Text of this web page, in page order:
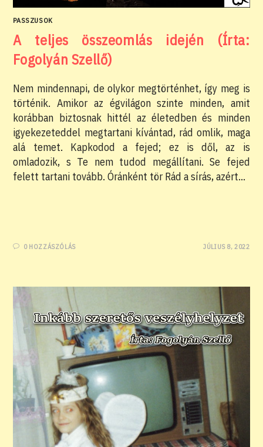
PASSZUSOK
A teljes összeomlás idején (Írta:
Fogolyán Szellő)
Nem mindennapi, de olykor megtörténhet, így meg is
történik. Amikor az égvilágon szinte minden, amit
korábban biztosnak hittél az életedben és minden
igyekezeteddel megtartani kívántad, rád omlik, maga
alá temet. Kapkodod a fejed; ez is dől, az is
omladozik, s Te nem tudod megállítani. Se fejed
felett tartani tovább. Óránként tör Rád a sírás, azért…
0 HOZZÁSZÓLÁS JÚLIUS 8, 2022